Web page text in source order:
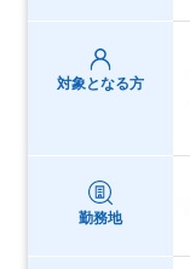
対象となる方
勤務地